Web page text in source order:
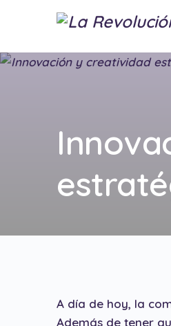
A día de hoy, la
Además de tener